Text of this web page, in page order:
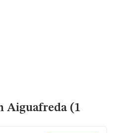
Aiguafreda (1